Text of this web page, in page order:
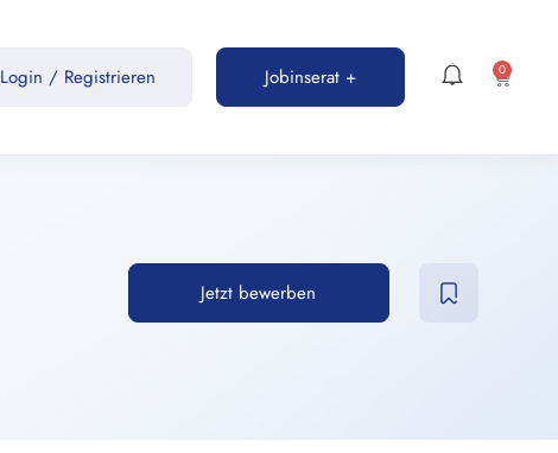
Login / Registrieren Jobinserat + 0
Jetzt bewerben